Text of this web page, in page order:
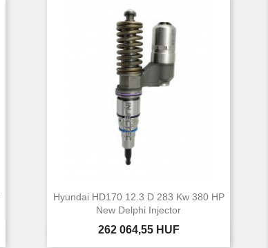
Hyundai HD170 12.3 D 283 Kw 380 HP
New Delphi Injector
Ár
262 064,55 HUF
 Előnézet